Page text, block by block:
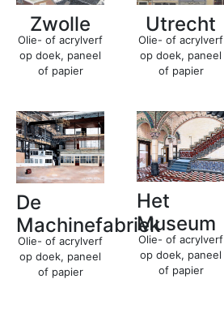
Zwolle
Olie- of acrylverf
op doek, paneel
of papier
Utrecht
Olie- of acrylverf
op doek, paneel
of papier
De
Machinefabriek
Olie- of acrylverf
op doek, paneel
of papier
Het
Museum
Olie- of acrylverf
op doek, paneel
of papier